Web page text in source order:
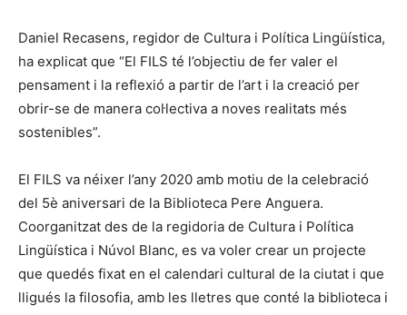
Daniel Recasens, regidor de Cultura i Política Lingüística,
ha explicat que “El FILS té l’objectiu de fer valer el
pensament i la reflexió a partir de l’art i la creació per
obrir-se de manera col·lectiva a noves realitats més
sostenibles”.
El FILS va néixer l’any 2020 amb motiu de la celebració
del 5è aniversari de la Biblioteca Pere Anguera.
Coorganitzat des de la regidoria de Cultura i Política
Lingüística i Núvol Blanc, es va voler crear un projecte
que quedés fixat en el calendari cultural de la ciutat i que
lligués la filosofia, amb les lletres que conté la biblioteca i